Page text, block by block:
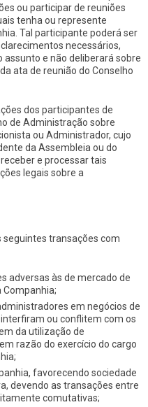
ou participar de reuniões
tenha ou represente
Tal participante poderá ser
necessários,
e não deliberará sobre
ata de reunião do Conselho
dos participantes de
de Administração sobre
ou Administrador, cujo
da Assembleia ou do
e processar tais
legais sobre a
seguintes transações com
adversas às de mercado de
em negócios de
ou conflitem com os
da utilização de
razão do exercício do cargo
favorecendo sociedade
devendo as transações entre
comutativas;